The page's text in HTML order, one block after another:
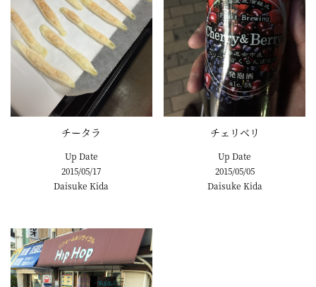
チータラ
Up Date
2015/05/17
Daisuke Kida
チェリベリ
Up Date
2015/05/05
Daisuke Kida